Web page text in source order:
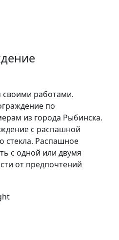
работами.
по
из города Рыбинска.
с распашной
стекла. Распашное
с одной или двумя
от предпочтений